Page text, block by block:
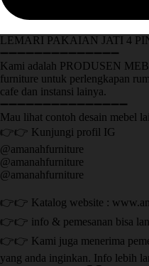
LEMARI PAKAIAN JATI 4
➖➖➖➖➖➖➖➖➖➖➖➖➖➖
Kami adalah PRODUSEN
furniture untuk perlengkapan
cafe dan instansi lainya.
➖➖➖➖➖➖➖➖➖➖➖➖➖➖➖
Mau lihat contoh desain mebel
👉👉 Kunjungi profil IG
@amanahfurniture
@amanahfurniture
@amanahfurniture
👉👉 Katalog website :
👉👉 info & pemesanan bisa
👉👉 Kami juga menerima
yang anda inginkan. Info lebih